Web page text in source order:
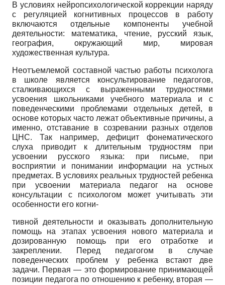
В условиях нейропсихологической коррекции наряду
с регуляцией когнитивных процессов в работу
включаются отдельные компоненты учебной
деятельности: математика, чтение, русский язык,
география, окружающий мир, мировая
художественная культура.
Неотъемлемой составной частью работы психолога
в школе является консультирование педагогов,
сталкивающихся с выраженными трудностями
усвоения школьниками учебного материала и с
поведенческими проблемами отдельных детей, в
основе которых часто лежат объективные причины, а
именно, отставание в созревании разных отделов
ЦНС. Так например, дефицит фонематического
слуха приводит к длительным трудностям при
усвоении русского языка: при письме, при
восприятии и понимании информации на устных
предметах. В условиях реальных трудностей ребенка
при усвоении материала педагог на основе
консультации с психологом может учитывать эти
особенности его когни-
тивной деятельности и оказывать дополнительную
помощь на этапах усвоения нового материала и
дозированную помощь при его отработке и
закреплении. Перед педагогом в случае
поведенческих проблем у ребенка встают две
задачи. Первая — это формирование принимающей
позиции педагога по отношению к ребенку, вторая —